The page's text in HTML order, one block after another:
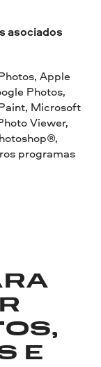
asociados
Apple
Photos,
Microsoft
Viewer,
programas
E